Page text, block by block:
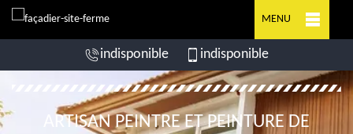
MENU
indisponible indisponible
ARTISAN PEINTRE ET PEINTURE DE